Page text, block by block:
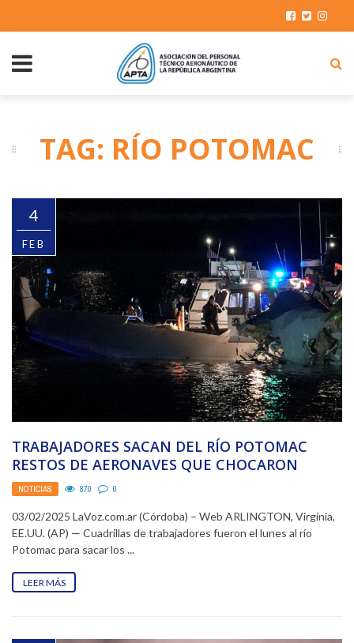
TAG: RÍO POTOMAC
4
FEB
TRABAJADORES SACAN DEL RÍO POTOMAC
RESTOS DE AERONAVES QUE CHOCARON
NOTICIAS 870 0
03/02/2025 LaVoz.com.ar (Córdoba) – Web ARLINGTON, Virginia,
EE.UU. (AP) — Cuadrillas de trabajadores fueron el lunes al río
Potomac para sacar los ...
LEER MÁS